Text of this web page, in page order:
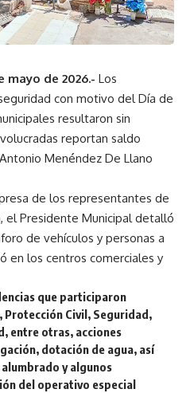
mayo de 2026.- Los
con motivo del Día de
resultaron sin
reportan saldo
Menéndez De Llano
de los representantes de
el Presidente Municipal detalló
de vehículos y personas a
en los centros comerciales y
que participaron
Protección Civil, Seguridad,
entre otras, acciones
dotación de agua, así
y algunos
del operativo especial